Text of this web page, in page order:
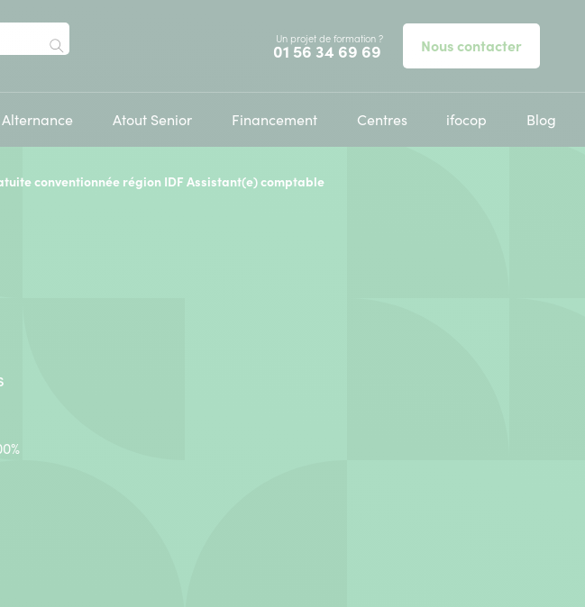
Rechercher
Un projet de formation ?
Appelez-nous au
01 56 34 69 69 Nous contacter
Alternance Atout Senior Financement Centres ifocop Blog
conventionnée région IDF Assistant(e) comptable